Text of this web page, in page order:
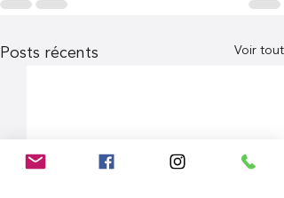
Posts récents Voir tout